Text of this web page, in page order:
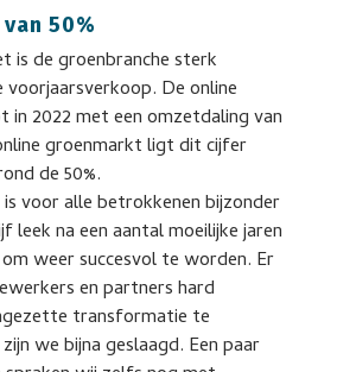
50%
is de groenbranche sterk
voorjaarsverkoop. De online
2022 met een omzetdaling van
groenmarkt ligt dit cijfer
de 50%.
voor alle betrokkenen bijzonder
leek na een aantal moeilijke jaren
weer succesvol te worden. Er
en partners hard
transformatie te
we bijna geslaagd. Een paar